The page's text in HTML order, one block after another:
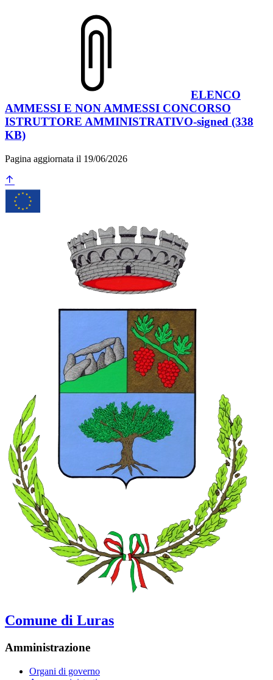
ELENCO
AMMESSI E NON AMMESSI CONCORSO
ISTRUTTORE AMMINISTRATIVO-signed (338
KB)
Pagina aggiornata il 19/06/2026
Comune di Luras
Amministrazione
Organi di governo